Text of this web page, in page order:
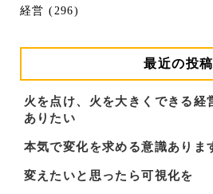
経営 (296)
最近の投稿
火を点け、火を大きくできる経
ありたい
本気で変化を求める意識ありま
変えたいと思ったら可視化を